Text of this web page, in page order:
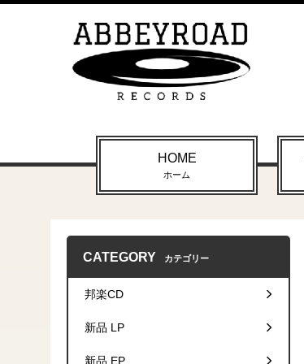
HOME
ホーム
CATEGORY カテゴリー
邦楽CD
新品 LP
新品 EP